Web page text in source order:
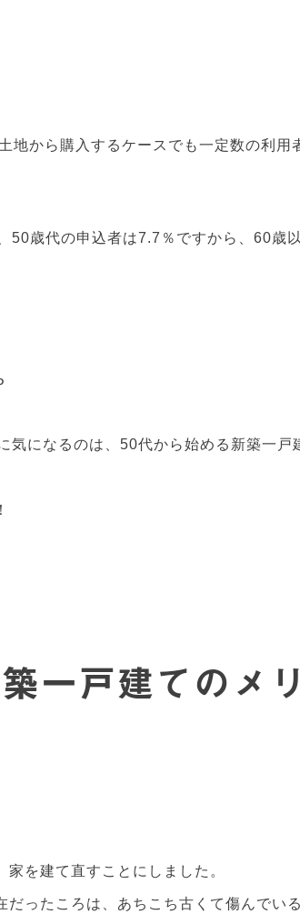
地から購入するケースでも一定数の利用
歳代の申込者は7.7％ですから、60歳
気になるのは、50代から始める新築一戸
一戸建てのメ
を建て直すことにしました。
だったころは、あちこち古くて傷んで